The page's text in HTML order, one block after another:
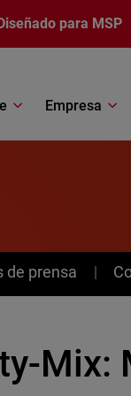
para MSP
Empresa
de prensa
Mix: